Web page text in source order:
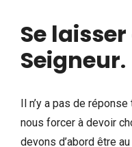
Se
Seigneur.
Il n’y a pas de
nous forcer à devoir
devons d’abord être